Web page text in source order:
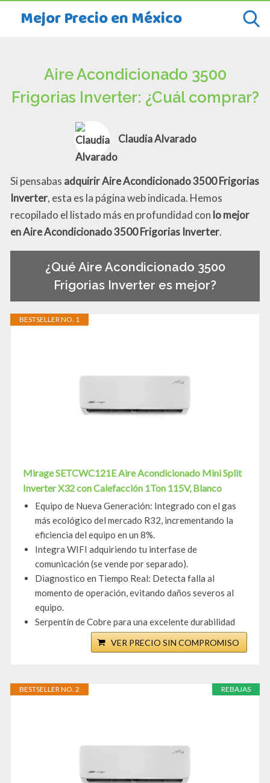
Mejor Precio en México
Aire Acondicionado 3500
Frigorias Inverter: ¿Cuál comprar?
Claudia Alvarado
Si pensabas adquirir Aire Acondicionado 3500 Frigorias
Inverter, esta es la página web indicada. Hemos
recopilado el listado más en profundidad con lo mejor
en Aire Acondicionado 3500 Frigorias Inverter.
¿Qué Aire Acondicionado 3500
Frigorias Inverter es mejor?
BESTSELLER NO. 1
Mirage SETCWC121E Aire Acondicionado Mini Split
Inverter X32 con Calefacción 1Ton 115V, Blanco
Equipo de Nueva Generación: Integrado con el gas
más ecológico del mercado R32, incrementando la
eficiencia del equipo en un 8%.
Integra WIFI adquiriendo tu interfase de
comunicación (se vende por separado).
Diagnostico en Tiempo Real: Detecta falla al
momento de operación, evitando daños severos al
equipo.
Serpentín de Cobre para una excelente durabilidad
VER PRECIO SIN COMPROMISO
REBAJAS
BESTSELLER NO. 2